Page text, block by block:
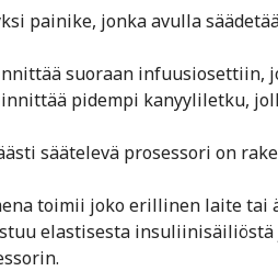
painike, jonka avulla
suoraan infuusiosettiin,
pidempi kanyyliletku,
säätelevä prosessori on
toimii joko erillinen laite tai
elastisesta